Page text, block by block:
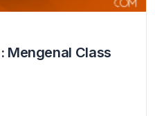
Mengenal Class